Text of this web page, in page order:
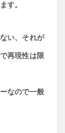
す。
い、それが
再現性は限
なので一般